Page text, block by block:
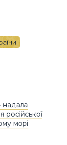
надала
російської
морі